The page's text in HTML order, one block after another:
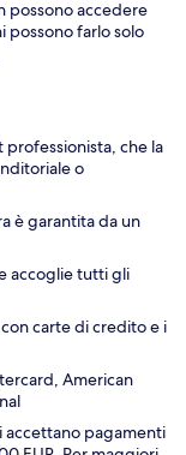
possono accedere
possono farlo solo
che la
o
è garantita da un
accoglie tutti gli
carte di credito e i
American
accettano pagamenti